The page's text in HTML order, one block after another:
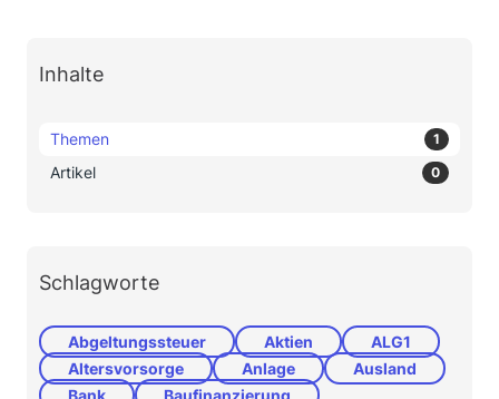
Inhalte
Themen 1
Artikel 0
Schlagworte
Abgeltungssteuer Aktien
ALG1
Altersvorsorge
Anlage
Ausland
Bank
Baufinanzierung